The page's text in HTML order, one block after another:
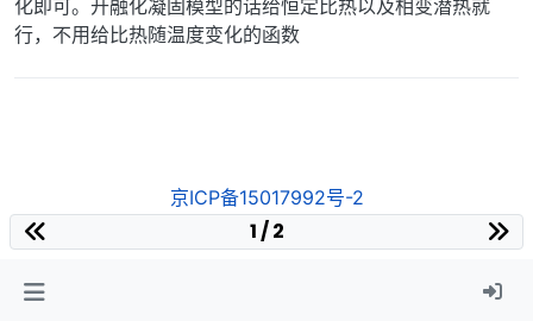
化即可。开融化凝固模型的话给恒定比热以及相变潜热就
行，不用给比热随温度变化的函数
京ICP备15017992号-2
1 / 2